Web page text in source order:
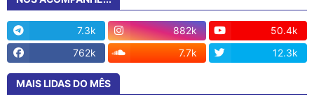
7.3k 882k
50.4k
762k
7.7k 12.3k
MAIS LIDAS DO MÊS